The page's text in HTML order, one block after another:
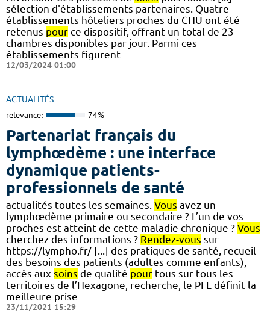
sélection d'établissements partenaires. Quatre
établissements hôteliers proches du CHU ont été
retenus pour ce dispositif, offrant un total de 23
chambres disponibles par jour. Parmi ces
établissements figurent
12/03/2024 01:00
ACTUALITÉS
relevance: 74%
Partenariat français du
lymphœdème : une interface
dynamique patients-
professionnels de santé
actualités toutes les semaines. Vous avez un
lymphœdème primaire ou secondaire ? L’un de vos
proches est atteint de cette maladie chronique ? Vous
cherchez des informations ? Rendez-vous sur
https://lympho.fr/ [...] des pratiques de santé, recueil
des besoins des patients (adultes comme enfants),
accès aux soins de qualité pour tous sur tous les
territoires de l’Hexagone, recherche, le PFL définit la
meilleure prise
23/11/2021 15:29